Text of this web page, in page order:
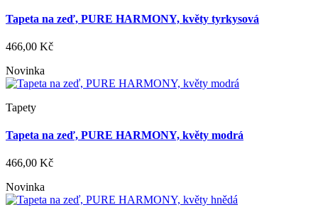
Tapeta na zeď, PURE HARMONY, květy tyrkysová
466,00 Kč
Novinka
Tapety
Tapeta na zeď, PURE HARMONY, květy modrá
466,00 Kč
Novinka